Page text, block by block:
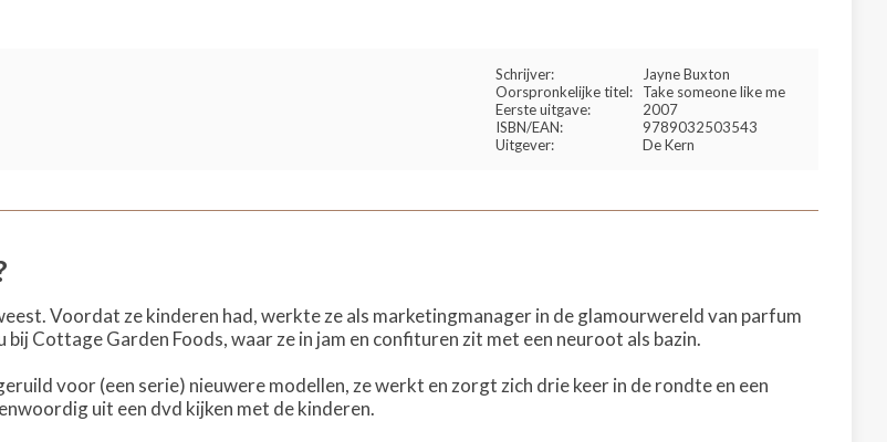
Schrijver:
Jayne Buxton
Oorspronkelijke titel:
Take someone like me
Eerste uitgave:
2007
ISBN/EAN:
9789032503543
Uitgever:
De Kern
Voordat ze kinderen had, werkte ze als marketingmanager in de glamourwereld van parfum
bij Cottage Garden Foods, waar ze in jam en confituren zit met een neuroot als bazin.
voor (een serie) nieuwere modellen, ze werkt en zorgt zich drie keer in de rondte en een
uit een dvd kijken met de kinderen.